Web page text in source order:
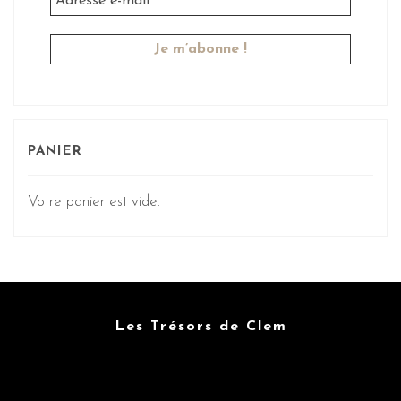
PANIER
Votre panier est vide.
Les Trésors de Clem